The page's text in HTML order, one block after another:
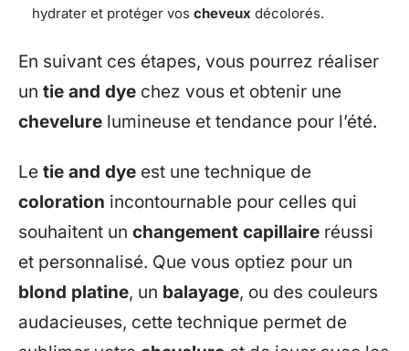
hydrater et protéger vos cheveux décolorés.
En suivant ces étapes, vous pourrez réaliser
un tie and dye chez vous et obtenir une
chevelure lumineuse et tendance pour l’été.
Le tie and dye est une technique de
coloration incontournable pour celles qui
souhaitent un changement capillaire réussi
et personnalisé. Que vous optiez pour un
blond platine, un balayage, ou des couleurs
audacieuses, cette technique permet de